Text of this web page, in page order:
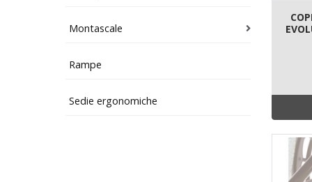
Montascale
Rampe
Sedie ergonomiche